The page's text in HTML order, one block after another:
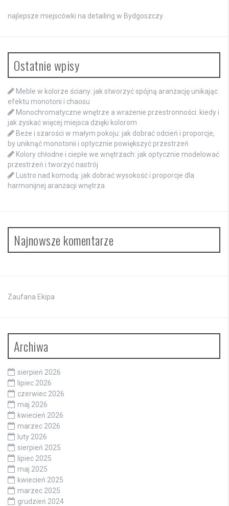
najlepsze miejscówki na detailing w Bydgoszczy
Ostatnie wpisy
Meble w kolorze ściany: jak stworzyć spójną aranżację unikając
efektu monotoni i chaosu
Monochromatyczne wnętrze a wrażenie przestronności: kiedy i
jak zyskać więcej miejsca dzięki kolorom
Beże i szarości w małym pokoju: jak dobrać odcień i proporcje,
by uniknąć monotonii i optycznie powiększyć przestrzeń
Kolory chłodne i ciepłe we wnętrzach: jak optycznie modelować
przestrzeń i tworzyć nastrój
Lustro nad komodą: jak dobrać wysokość i proporcje dla
harmonijnej aranżacji wnętrza
Najnowsze komentarze
Zaufana Ekipa
Archiwa
sierpień 2026
lipiec 2026
czerwiec 2026
maj 2026
kwiecień 2026
marzec 2026
luty 2026
sierpień 2025
lipiec 2025
maj 2025
kwiecień 2025
marzec 2025
grudzień 2024